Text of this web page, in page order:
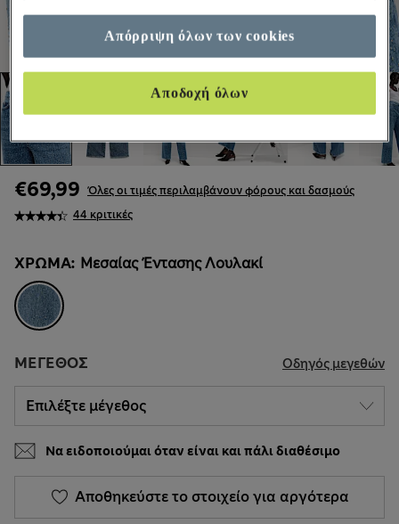
44 κριτικές
€69,99 Όλες οι τιμές περιλαμβάνουν φόρους και δασμούς
ΧΡΏΜΑ: Μεσαίας Έντασης Λουλακί
ΜΈΓΕΘΟΣ Οδηγός μεγεθών
Να ειδοποιούμαι όταν είναι και πάλι διαθέσιμο
Αποθηκεύστε το στοιχείο για αργότερα
Απόρριψη όλων των cookies
Αποδοχή όλων